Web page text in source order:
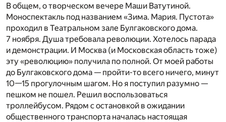
В общем, о творческом вечере Маши Ватутиной.
Моноспектакль под названием «Зима. Мария. Пустота»
проходил в Театральном зале Булгаковского дома.
7 ноября. Душа требовала революции. Хотелось парада
и демонстрации. И Москва (и Московская область тоже)
эту «революцию» получила по полной. От моей работы
до Булгаковского дома — пройти-то всего ничего, минут
10—15 прогулочным шагом. Но я поступил разумно —
пешком не пошел. Решил воспользоваться
троллейбусом. Рядом с остановкой в ожидании
общественного транспорта началась настоящая